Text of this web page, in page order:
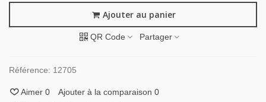
Ajouter au panier
QR Code Partager
Référence: 12705
Aimer 0 Ajouter à la comparaison 0